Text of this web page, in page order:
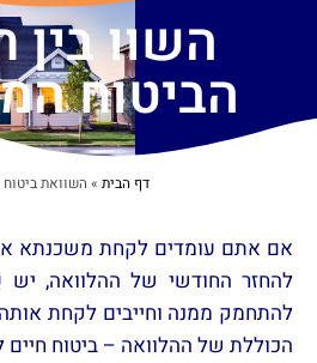
השוו בין
הביטוח
דף הבית » השוואת
אם אתם עומדים לקחת משכנתא
להחזר החודשי של ההלוואה, יש
להתחמק ממנה וחייבים לקחת
הכוללת של ההלוואה – ביטוח